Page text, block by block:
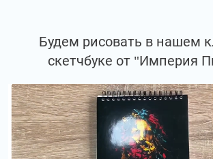
Будем рисовать в нашем
скетчбуке от "Империя